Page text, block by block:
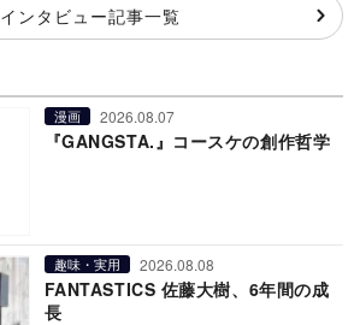
インタビュー記事一覧
漫画 2026.08.07
『GANGSTA.』コースケの創作哲学
趣味・実用 2026.08.08
FANTASTICS 佐藤大樹、6年間の成
長